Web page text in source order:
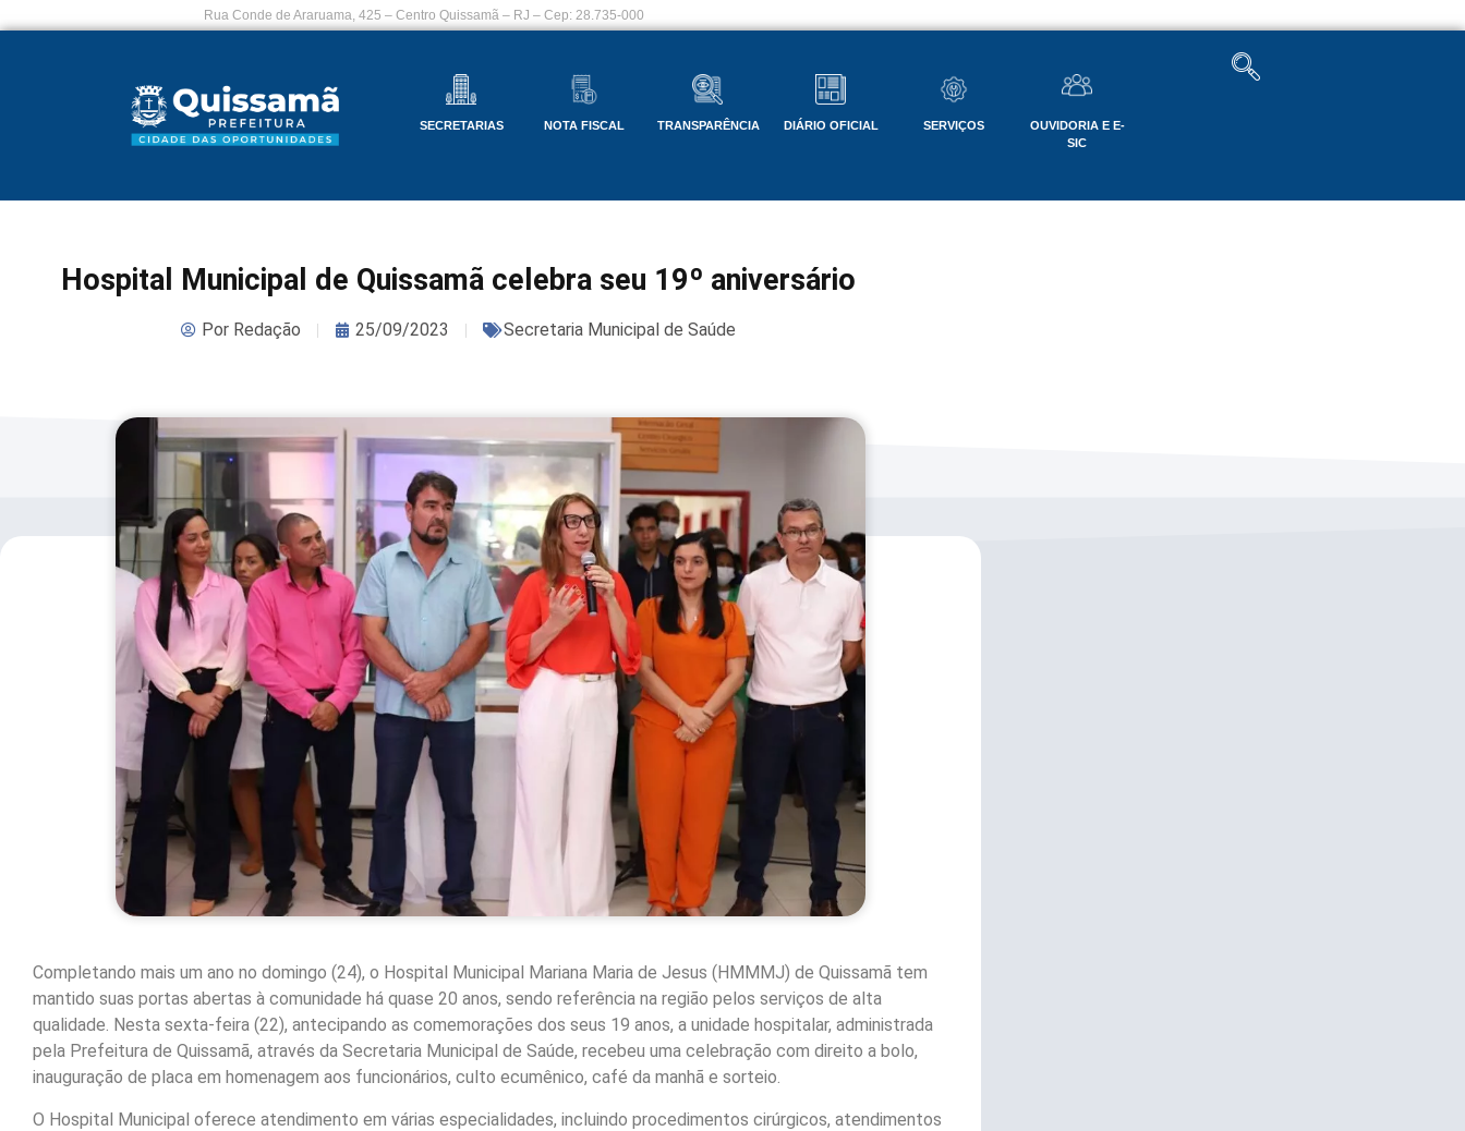
Rua Conde de Araruama, 425 – Centro Quissamã – RJ – Cep: 28.735-000
SECRETARIAS NOTA FISCAL TRANSPARÊNCIA DIÁRIO OFICIAL SERVIÇOS
OUVIDORIA E E-
SIC
Hospital Municipal de Quissamã celebra seu 19º aniversário
PorRedação 25/09/2023 Secretaria Municipal de Saúde
Completando mais um ano no domingo (24), o Hospital Municipal Mariana Maria de Jesus (HMMMJ) de Quissamã tem
mantido suas portas abertas à comunidade há quase 20 anos, sendo referência na região pelos serviços de alta
qualidade. Nesta sexta-feira (22), antecipando as comemorações dos seus 19 anos, a unidade hospitalar, administrada
pela Prefeitura de Quissamã, através da Secretaria Municipal de Saúde, recebeu uma celebração com direito a bolo,
inauguração de placa em homenagem aos funcionários, culto ecumênico, café da manhã e sorteio.
O Hospital Municipal oferece atendimento em várias especialidades, incluindo procedimentos cirúrgicos, atendimentos